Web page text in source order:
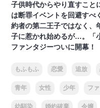
子供時代からやり直すこ
は断罪イベントを回避すべ
約者の第二王子ではなく、
子に惹かれ始めるが…。「
ファンタジーついに開幕！
もふもふ 恋愛 追放
青年 女性 少年 フ
幼馴染 婚約破棄 令嬢